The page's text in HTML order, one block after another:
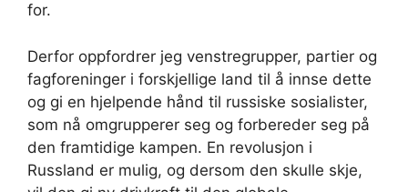
for.
Derfor oppfordrer jeg venstregrupper, partier og
fagforeninger i forskjellige land til å innse dette
og gi en hjelpende hånd til russiske sosialister,
som nå omgrupperer seg og forbereder seg på
den framtidige kampen. En revolusjon i
Russland er mulig, og dersom den skulle skje,